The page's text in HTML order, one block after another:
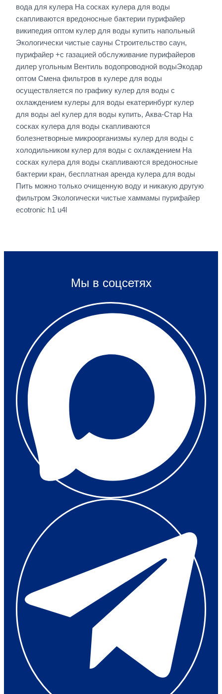
вода для кулера На сосках кулера для воды
скапливаются вредоносные бактерии пурифайер
википедия оптом кулер для воды купить напольный
Экологически чистые сауны Строительство саун,
пурифайер +с газацией обслуживание пурифайеров
дилер угольным Вентиль водопроводной водыЭкодар
оптом Смена фильтров в кулере для воды
осуществляется по графику кулер для воды с
охлаждением кулеры для воды екатеринбург кулер
для воды ael кулер для воды купить, Аква-Стар На
сосках кулера для воды скапливаются
болезнетворные микроорганизмы кулер для воды с
холодильником кулер для воды с охлаждением На
сосках кулера для воды скапливаются вредоносные
бактерии кран, бесплатная аренда кулера для воды
Пить можно только очищенную воду и никакую другую
фильтром Экологически чистые хаммамы пурифайер
ecotronic h1 u4l
Мы в соцсетях